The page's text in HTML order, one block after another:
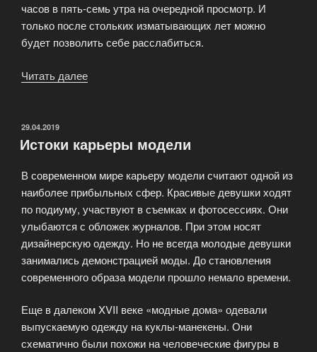
часов в пять-семь утра на очередной просмотр. И
только после стольких изматывающих лет можно
будет позволить себе расслабиться.
Читать далее
ОПУБЛИКОВАНО
29.04.2019
Истоки карьеры модели
В современном мире карьеру модели считают одной из
наиболее прибыльных сфер. Красивые девушки ходят
по подиуму, участвуют в съемках и фотосессиях. Они
улыбаются с обложек журналов. При этом носят
дизайнерскую одежду. Но не всегда молодые девушки
занимались демонстрацией моды. До становления
современного образа модели прошло немало времени.
Еще в далеком XVII веке «модные дома» одевали
выпускаемую одежду на куклы-манекены. Они
схематично были похожи на человеческие фигуры в